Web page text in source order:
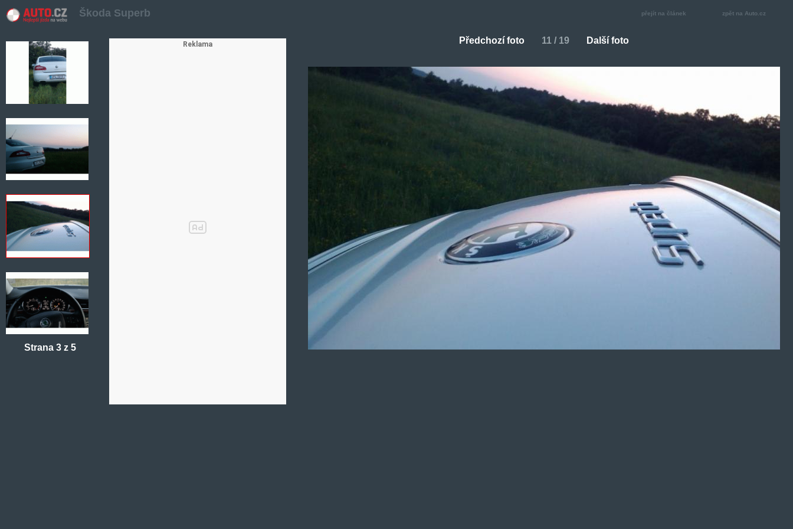
Škoda Superb přejít na článek zpět na Auto.cz
Strana 3 z 5
Předchozí foto 11 / 19 Další foto